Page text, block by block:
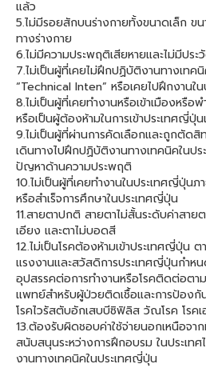
แล้ว
5.ไม่มีรอยสักบนร่างกายทั้งขนาดเล็ก
ทางร่างกาย
6.ไม่มีความประพฤติเสียหายและไม่มีปร
7.ไม่เป็นผู้ที่เคยไม่ฝึกปฏิบัติงานทางเทค
“Technical Inten” หรือเคยไปฝึกงาน
8.ไม่เป็นผู้ที่เคยทำงานหรือเข้าเมืองหรื
หรือเป็นผู้ต้องห้ามในการเข้าประเทศญี่ปุ่
9.ไม่เป็นผู้ที่ผ่านการคัดเลือกและถูกตัด
เดินทางไปฝึกปฏิบัติงานทางเทคนิคในป
ปัญหาด้านความประพฤติ
10.ไม่เป็นผู้ที่เคยทำงานในประเทศญี่ปุ่นภ
หรือสำเร็จการศึกษาในประเทศญี่ปุ่น
11.สายตาปกติ สายตาไม่สั้นระดับค่าสา
เอียง และตาไม่บอดสี
12.ไม่เป็นโรคต้องห้ามเข้าประเทศญี่ปุ่น
แรงงานและสวัสดิการประเทศญี่ปุ่นกำหน
อุปสรรคต่อการทำงานหรือโรคติดต่อตา
แพทย์สำหรับผู้ป่วยติดเชื้อและการป้องกั
โรคไวรัสตับอักเสบบีซิฟิลิส วัณโรค โรค
13.ต้องรับผิดชอบค่าใช้จ่ายนอกเหนือจา
สนับสนุนระหว่างการฝึกอบรม ในประเท
งานทางเทคนิคในประเทศญี่ปุ่น